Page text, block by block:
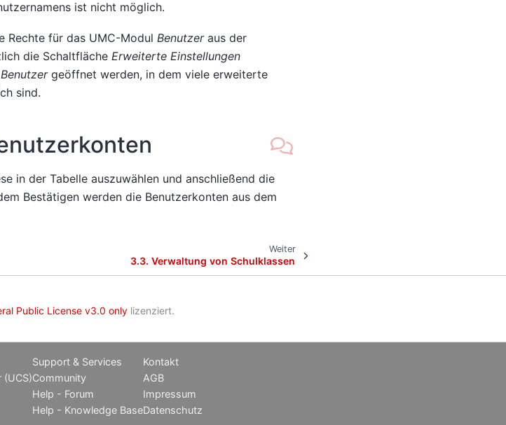
ist nicht möglich.
Rechte für das UMC-Modul Benutzeraus der
die Schaltfläche Erweiterte Einstellungen
Benutzergeöffnet werden, in dem viele erweiterte
sind.
in der Tabelle auszuwählen und anschließend die
Bestätigen werden die Benutzerkonten aus dem
Weiter
3.3.Verwaltung von Schulklassen
Public License v3.0 onlylizenziert.
(UCS)
Support & Services
Community
Help - Forum
Help - Knowledge Base
Kontakt
AGB
Impressum
Datenschutz